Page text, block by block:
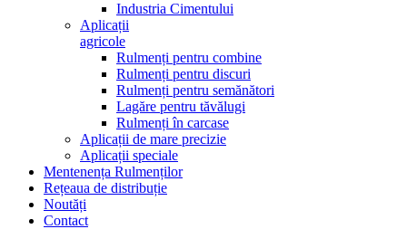
Industria Cimentului
Aplicații
agricole
Rulmenți pentru combine
Rulmenți pentru discuri
Rulmenți pentru semănători
Lagăre pentru tăvălugi
Rulmenți în carcase
Aplicații de mare precizie
Aplicații speciale
Mentenența Rulmenților
Rețeaua de distribuție
Noutăți
Contact